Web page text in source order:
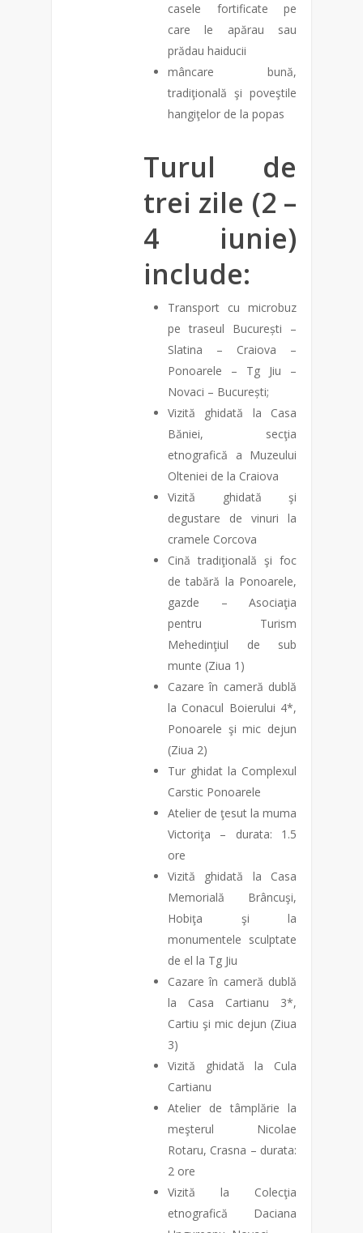
casele fortificate pe
care le apărau sau
prădau haiducii
mâncare bună,
tradiţională şi poveştile
hangiţelor de la popas
Turul de
trei zile (2 –
4 iunie)
include:
Transport cu microbuz
pe traseul București –
Slatina – Craiova –
Ponoarele – Tg Jiu –
Novaci – București;
Vizită ghidată la Casa
Băniei, secţia
etnografică a Muzeului
Olteniei de la Craiova
Vizită ghidată şi
degustare de vinuri la
cramele Corcova
Cină tradiţională şi foc
de tabără la Ponoarele,
gazde – Asociaţia
pentru Turism
Mehedinţiul de sub
munte (Ziua 1)
Cazare în cameră dublă
la Conacul Boierului 4*,
Ponoarele şi mic dejun
(Ziua 2)
Tur ghidat la Complexul
Carstic Ponoarele
Atelier de ţesut la muma
Victoriţa – durata: 1.5
ore
Vizită ghidată la Casa
Memorială Brâncuşi,
Hobiţa şi la
monumentele sculptate
de el la Tg Jiu
Cazare în cameră dublă
la Casa Cartianu 3*,
Cartiu şi mic dejun (Ziua
3)
Vizită ghidată la Cula
Cartianu
Atelier de tâmplărie la
meşterul Nicolae
Rotaru, Crasna – durata:
2 ore
Vizită la Colecţia
etnografică Daciana